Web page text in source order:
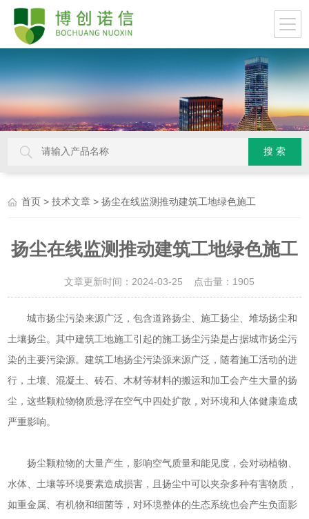
首页 >技术文章 > 扬尘在线监测推动建筑工地绿色施工
扬尘在线监测推动建筑工地绿色施工
文章更新时间：2024-03-25 点击量： 1905
城市扬尘污染来源广泛，包含道路扬尘、施工扬尘、堆场扬尘和
土壤扬尘。其中建筑工地施工引起的施工扬尘污染是占据城市扬尘污
染的主要污染源。建筑工地扬尘污染源来源广泛，随着施工活动的进
行，土壤、混凝土、砖石、木材等材料的搬运和加工会产生大量的扬
尘，这些颗粒物物质悬浮在空气中四处扩散，对环境和人体健康造成
严重影响。
扬尘颗粒物的大量产生，影响空气质量和能见度，会对动植物、
水体、土壤等环境要素造成损害，且扬尘中可以夹杂多种有害物质，
如重金属、有机物和细菌等，对环境整体的生态系统也会产生负面影